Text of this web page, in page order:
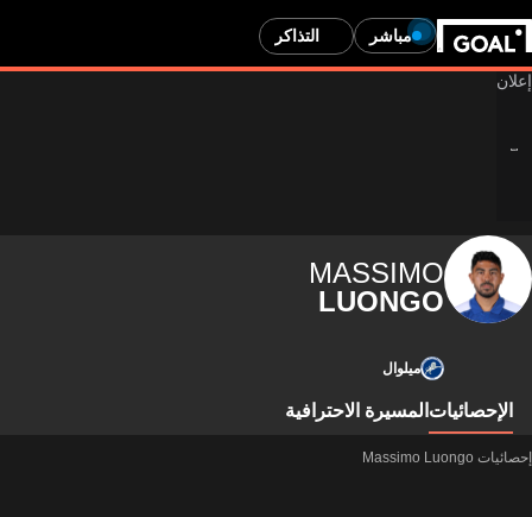
مباشر التذاكر
MASSIMO
LUONGO
ميلوال
الإحصائيات المسيرة الاحترافية
إحصائيات Massimo Luongo